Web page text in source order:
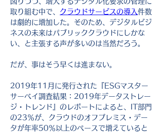
取り組む中で、 クラウドサービスの導入件数
は劇的に増加した。そのため、デジタルビジ
ネスの未来はパブリッククラウドにしかな
い、と主張する声が多いのは当然だろう。
だが、事はそう早くは進まない。
2019年11月に発行された『ESGマスター
サーベイ調査結果：2019年データストレー
ジ・トレンド』のレポートによると、IT部門
の23％が、クラウドのオフプレミス・デー
タが年率50％以上のペースで増えていると